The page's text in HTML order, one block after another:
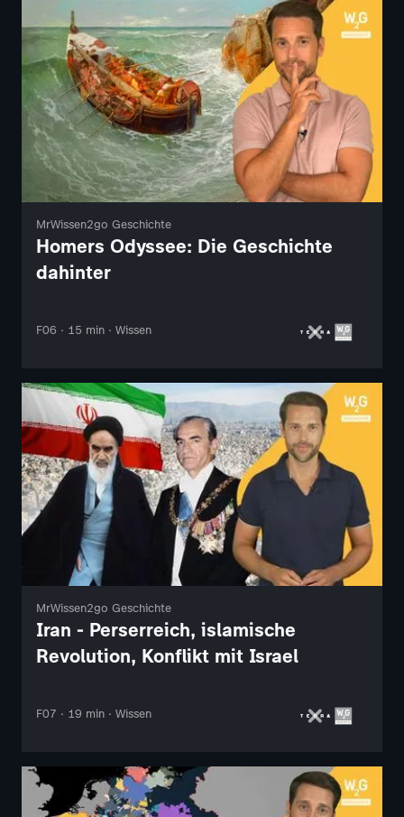
MrWissen2go Geschichte
Homers Odyssee: Die Geschichte
dahinter
F06 · 15 min · Wissen
MrWissen2go Geschichte
Iran - Perserreich, islamische
Revolution, Konflikt mit Israel
F07 · 19 min · Wissen